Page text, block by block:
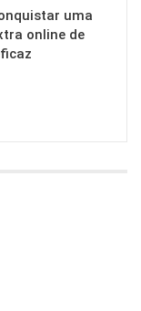
uma
online de